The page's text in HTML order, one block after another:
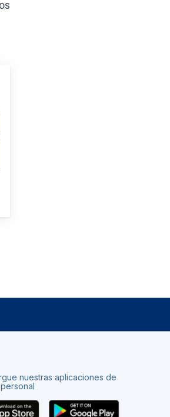
nuestras aplicaciones de